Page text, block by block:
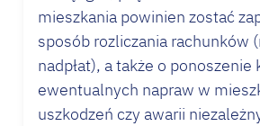
mieszkania powinien zostać
sposób rozliczania rachunków
nadpłat), a także o ponoszenie
ewentualnych napraw w
uszkodzeń czy awarii